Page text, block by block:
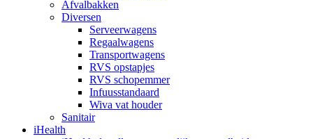
Afvalbakken
Diversen
Serveerwagens
Regaalwagens
Transportwagens
RVS opstapjes
RVS schopemmer
Infuusstandaard
Wiva vat houder
Sanitair
iHealth